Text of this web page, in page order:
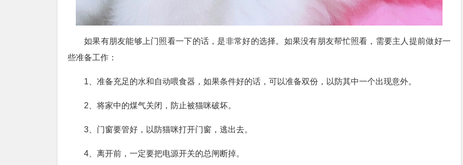
如果有朋友能够上门照看一下的话，是非常好的选择。如果没有朋友帮忙照看，需要主人提前做好一
些准备工作：
1、准备充足的水和自动喂食器，如果条件好的话，可以准备双份，以防其中一个出现意外。
2、将家中的煤气关闭，防止被猫咪破坏。
3、门窗要管好，以防猫咪打开门窗，逃出去。
4、离开前，一定要把电源开关的总闸断掉。